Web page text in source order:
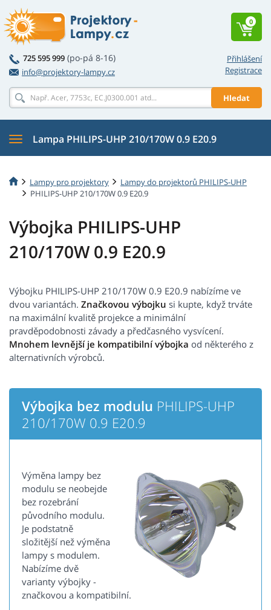
Přihlášení
Registrace
725 595 999 (po-pá 8-16)
info@projektory-lampy.cz
Hledat
0
Lampa PHILIPS-UHP 210/170W 0.9 E20.9
Lampy pro projektory
Lampy do projektorů PHILIPS-UHP
PHILIPS-UHP 210/170W 0.9 E20.9
Výbojka PHILIPS-UHP
210/170W 0.9 E20.9
Výbojku PHILIPS-UHP 210/170W 0.9 E20.9 nabízíme ve
dvou variantách. Značkovou výbojku si kupte, když trváte
na maximální kvalitě projekce a minimální
pravděpodobnosti závady a předčasného vysvícení.
Mnohem levnější je kompatibilní výbojka od některého z
alternativních výrobců.
Výbojka bez modulu PHILIPS-UHP
210/170W 0.9 E20.9
Výměna lampy bez
modulu se neobejde
bez rozebrání
původního modulu.
Je podstatně
složitější než výměna
lampy s modulem.
Nabízíme dvě
varianty výbojky -
značkovou a kompatibilní.